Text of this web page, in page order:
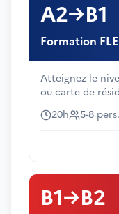
A2→B1
Formation
Atteignez le
ou carte de
20h
5-8 pers.
B1→B2